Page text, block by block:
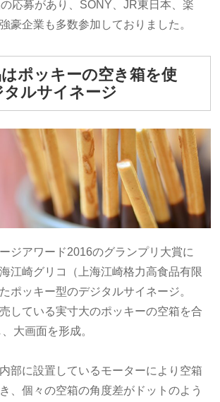
応募があり、SONY、JR東日本、楽
豪企業も多数参加しておりました。
ポッキーの空き箱を使
タルサイネージ
ジアワード2016のグランプリ大賞に
江崎グリコ（上海江崎格力高食品有限
ポッキー型のデジタルサイネージ。
している実寸大のポッキーの空箱を合
大画面を形成。
部に設置しているモーターにより空箱
、個々の空箱の角度差がドットのよう